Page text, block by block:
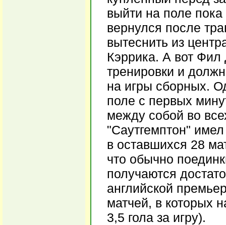
выйти на поле
вернулся после
вытеснить из
Кэррика. А вот
тренировки и
на игры сборных.
поле с первых
между собой во
"Саутгемптон"
в оставшихся 28
что обычно
получаются
английской
матчей, в которых
3,5 гола за игру).